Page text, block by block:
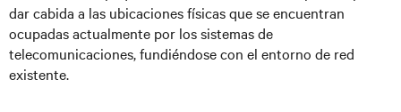
dar cabida a las ubicaciones físicas que se encuentran
ocupadas actualmente por los sistemas de
telecomunicaciones, fundiéndose con el entorno de red
existente.